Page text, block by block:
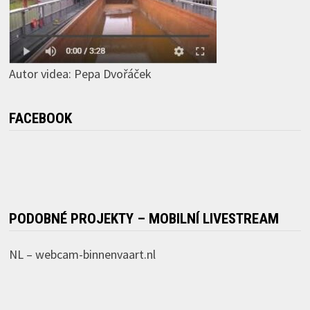
Autor videa: Pepa Dvořáček
FACEBOOK
PODOBNÉ PROJEKTY – MOBILNÍ LIVESTREAM
NL – webcam-binnenvaart.nl